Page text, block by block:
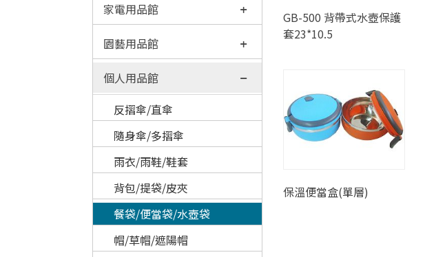
家電用品館
園藝用品館
個人用品館
反摺傘/直傘
隨身傘/多摺傘
雨衣/雨鞋/鞋套
背包/提袋/皮夾
餐袋/便當袋/水壺袋
帽/草帽/遮陽帽
GB-500 背帶式水壺保護
套23*10.5
保溫便當盒(單層)